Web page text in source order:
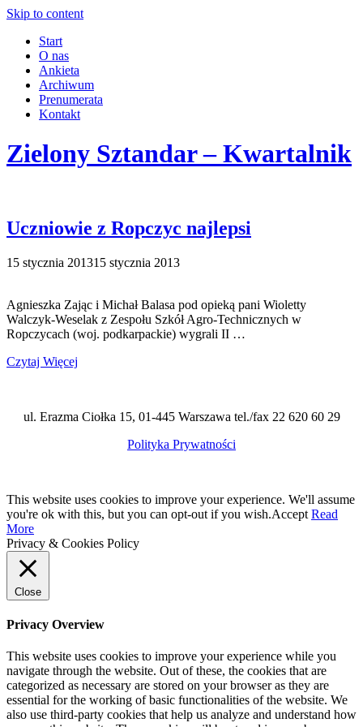
Skip to content
Start
O nas
Ankieta
Archiwum
Prenumerata
Kontakt
Zielony Sztandar – Kwartalnik
Uczniowie z Ropczyc najlepsi
15 stycznia 201315 stycznia 2013
Agnieszka Zając i Michał Balasa pod opieką pani Wioletty
Walczyk-Weselak z Zespołu Szkół Agro-Technicznych w
Ropczycach (woj. podkarpackie) wygrali II …
Czytaj Więcej
ul. Erazma Ciołka 15, 01-445 Warszawa tel./fax 22 620 60 29
Polityka Prywatności
This website uses cookies to improve your experience. We'll assume
you're ok with this, but you can opt-out if you wish.Accept Read
More
Privacy & Cookies Policy
Close
Privacy Overview
This website uses cookies to improve your experience while you
navigate through the website. Out of these, the cookies that are
categorized as necessary are stored on your browser as they are
essential for the working of basic functionalities of the website. We
also use third-party cookies that help us analyze and understand how